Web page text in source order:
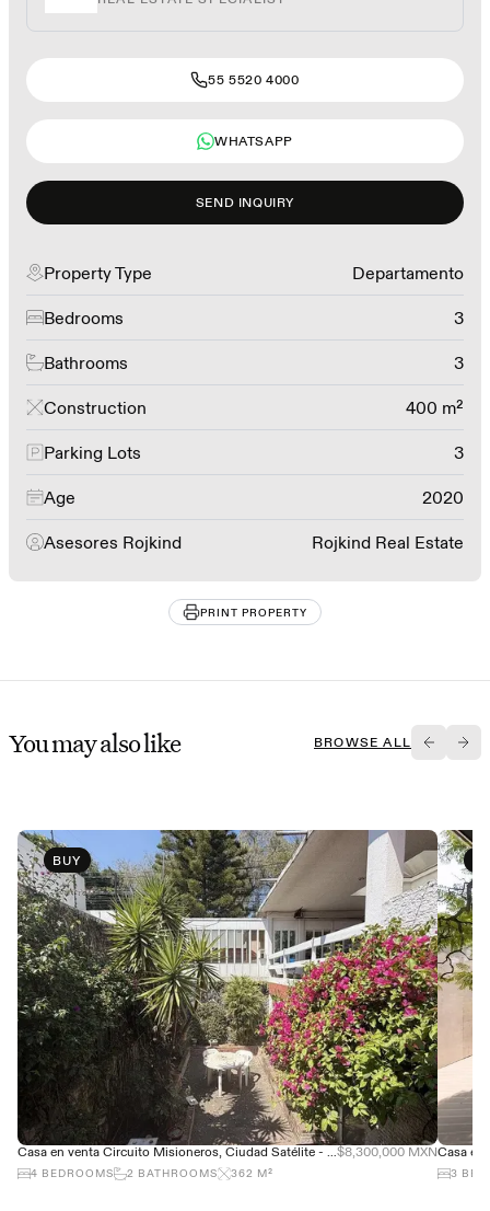
55 5520 4000
WHATSAPP
SEND INQUIRY
Property Type Departamento
Bedrooms 3
Bathrooms 3
Construction 400 m²
Parking Lots 3
Age 2020
Asesores Rojkind Rojkind Real Estate
PRINT PROPERTY
You may also like BROWSE ALL
BUY
Casa en venta Circuito Misioneros, Ciudad Satélite - Gran ubicación$8,300,000 MXN
4 BEDROOMS 2 BATHROOMS 362 M² 3